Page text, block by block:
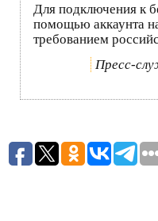
Для подключения к
помощью аккаунта
требованием
Пресс-